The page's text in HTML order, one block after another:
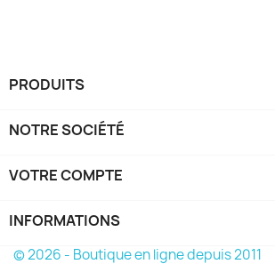
PRODUITS
NOTRE SOCIÉTÉ
VOTRE COMPTE
INFORMATIONS
© 2026 - Boutique en ligne depuis 2011